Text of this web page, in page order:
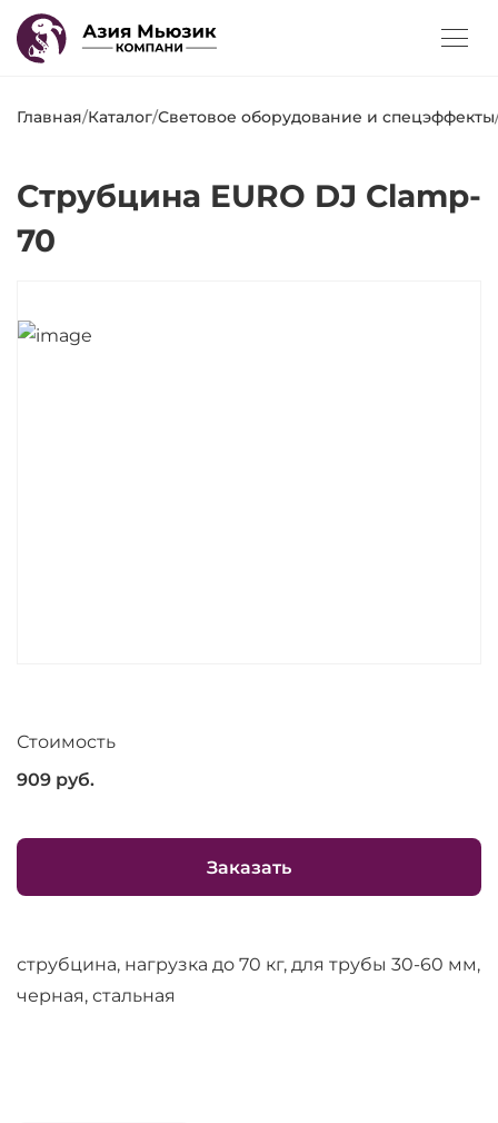
Главная/Каталог/Световое оборудование и спецэффекты
Струбцина EURO DJ Clamp-
70
Стоимость
909 руб.
Заказать
струбцина, нагрузка до 70 кг, для трубы 30-60 мм,
черная, стальная